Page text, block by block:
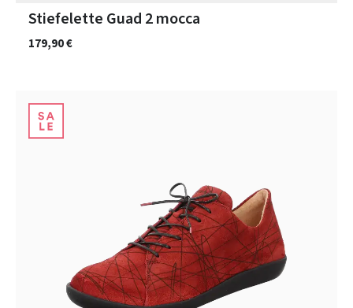
Stiefelette Guad 2 mocca
179,90 €